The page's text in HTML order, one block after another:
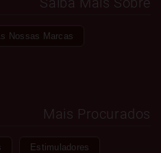
Nossas Marcas
Mais Procurados
Estimuladores